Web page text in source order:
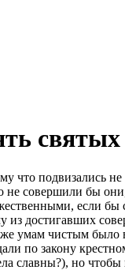
подвизались
совершили бы
если
достигавших
умам чистым
по закону
славны?), но